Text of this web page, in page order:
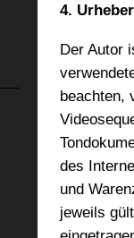
4.
Der Autor
beachten,
des
und
jeweils